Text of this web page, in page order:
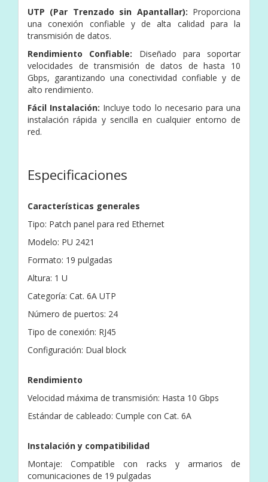
UTP (Par Trenzado sin Apantallar): Proporciona
una conexión confiable y de alta calidad para la
transmisión de datos.
Rendimiento Confiable: Diseñado para soportar
velocidades de transmisión de datos de hasta 10
Gbps, garantizando una conectividad confiable y de
alto rendimiento.
Fácil Instalación: Incluye todo lo necesario para una
instalación rápida y sencilla en cualquier entorno de
red.
Especificaciones
Características generales
Tipo: Patch panel para red Ethernet
Modelo: PU 2421
Formato: 19 pulgadas
Altura: 1 U
Categoría: Cat. 6A UTP
Número de puertos: 24
Tipo de conexión: RJ45
Configuración: Dual block
Rendimiento
Velocidad máxima de transmisión: Hasta 10 Gbps
Estándar de cableado: Cumple con Cat. 6A
Instalación y compatibilidad
Montaje: Compatible con racks y armarios de
comunicaciones de 19 pulgadas